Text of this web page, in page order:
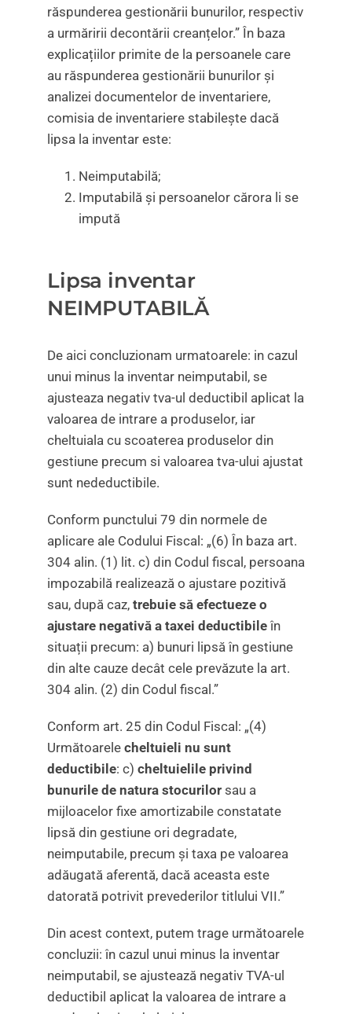
răspunderea gestionării bunurilor, respectiv
a urmăririi decontării creanțelor.” În baza
explicațiilor primite de la persoanele care
au răspunderea gestionării bunurilor și
analizei documentelor de inventariere,
comisia de inventariere stabilește dacă
lipsa la inventar este:
Neimputabilă;
Imputabilă și persoanelor cărora li se
impută
Lipsa inventar
NEIMPUTABILĂ
De aici concluzionam urmatoarele: in cazul
unui minus la inventar neimputabil, se
ajusteaza negativ tva-ul deductibil aplicat la
valoarea de intrare a produselor, iar
cheltuiala cu scoaterea produselor din
gestiune precum si valoarea tva-ului ajustat
sunt nedeductibile.
Conform punctului 79 din normele de
aplicare ale Codului Fiscal: „(6) În baza art.
304 alin. (1) lit. c) din Codul fiscal, persoana
impozabilă realizează o ajustare pozitivă
sau, după caz, trebuie să efectueze o
ajustare negativă a taxei deductibileîn
situații precum: a) bunuri lipsă în gestiune
din alte cauze decât cele prevăzute la art.
304 alin. (2) din Codul fiscal.”
Conform art. 25 din Codul Fiscal: „(4)
Următoarele cheltuieli nu sunt
deductibile: c) cheltuielile privind
bunurile de natura stocurilorsau a
mijloacelor fixe amortizabile constatate
lipsă din gestiune ori degradate,
neimputabile, precum și taxa pe valoarea
adăugată aferentă, dacă aceasta este
datorată potrivit prevederilor titlului VII.”
Din acest context, putem trage următoarele
concluzii: în cazul unui minus la inventar
neimputabil, se ajustează negativ TVA-ul
deductibil aplicat la valoarea de intrare a